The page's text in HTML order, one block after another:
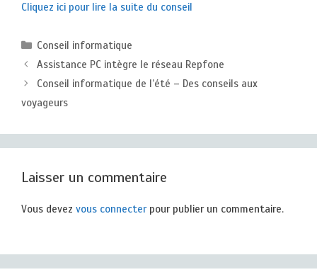
Cliquez ici pour lire la suite du conseil
Catégories
Conseil informatique
Assistance PC intègre le réseau Repfone
Conseil informatique de l’été – Des conseils aux
voyageurs
Laisser un commentaire
Vous devez vous connecterpour publier un commentaire.